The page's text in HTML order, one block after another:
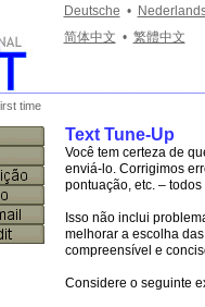
Text Tune-Up
Você tem certeza de
enviá-lo. Corrigimos
pontuação, etc. –
Isso não inclui
melhorar a escolha
compreensível e
Considere o seguinte
time
Deutsche •
简体中文 • 繁體中文